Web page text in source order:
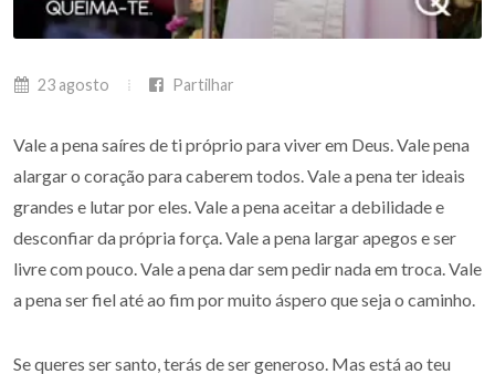
23 agosto Partilhar
Vale a pena saíres de ti próprio para viver em Deus. Vale pena
alargar o coração para caberem todos. Vale a pena ter ideais
grandes e lutar por eles. Vale a pena aceitar a debilidade e
desconfiar da própria força. Vale a pena largar apegos e ser
livre com pouco. Vale a pena dar sem pedir nada em troca. Vale
a pena ser fiel até ao fim por muito áspero que seja o caminho.
Se queres ser santo, terás de ser generoso. Mas está ao teu